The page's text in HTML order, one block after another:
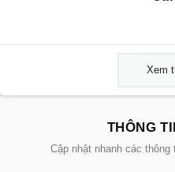
Xem
THÔNG
Cập nhật nhanh các